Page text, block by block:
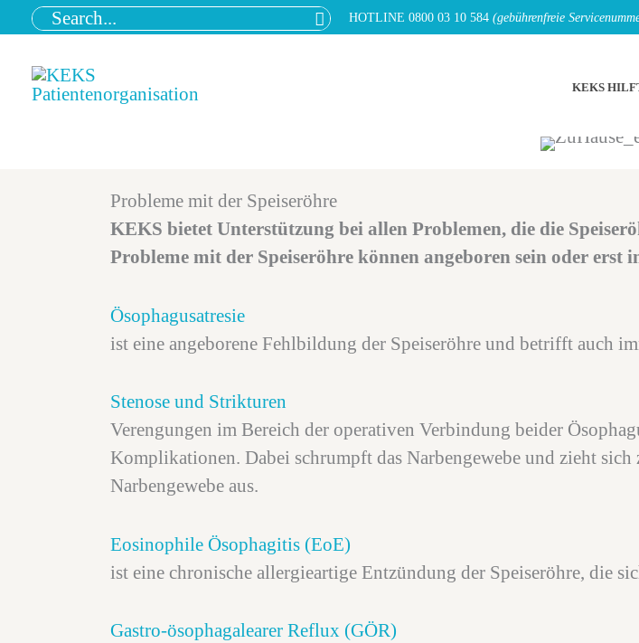
Zum
Inhalt
springen
Search
for:
HOTLINE 0800 03 10 584 (gebührenfreie
KEKS
Probleme mit der Speiseröhre
KEKS bietet Unterstützung bei allen Problemen, die die
Probleme mit der Speiseröhre können angeboren sein oder erst
Ösophagusatresie
ist eine angeborene Fehlbildung der Speiseröhre und betrifft auch
Stenose und Strikturen
Verengungen im Bereich der operativen Verbindung beider
Komplikationen. Dabei schrumpft das Narbengewebe und zieht sich
Narbengewebe aus.
Eosinophile Ösophagitis (EoE)
ist eine chronische allergieartige Entzündung der Speiseröhre, die
Gastro-ösophagalearer Reflux (GÖR)